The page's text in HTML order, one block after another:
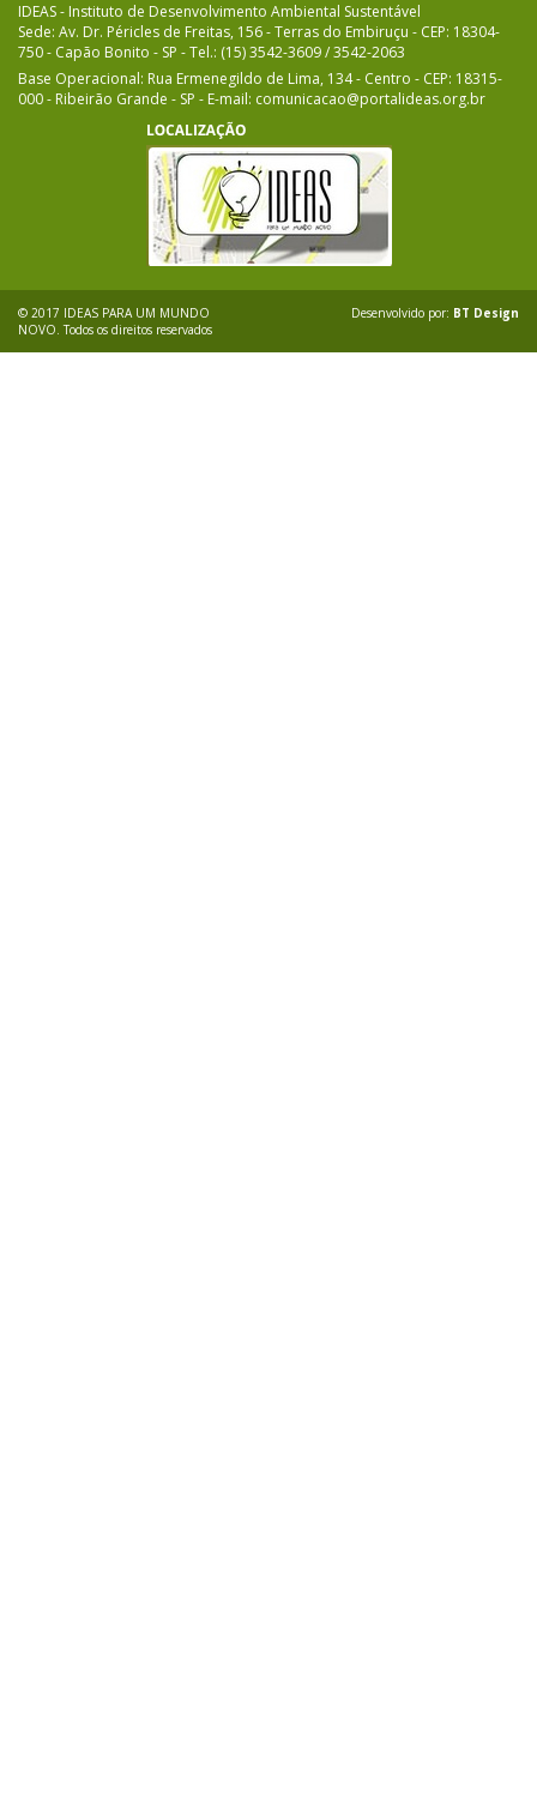
IDEAS - Instituto de Desenvolvimento Ambiental Sustentável
Sede: Av. Dr. Péricles de Freitas, 156 - Terras do Embiruçu - CEP: 18304-
750 - Capão Bonito - SP - Tel.: (15) 3542-3609 / 3542-2063
Base Operacional: Rua Ermenegildo de Lima, 134 - Centro - CEP: 18315-
000 - Ribeirão Grande - SP - E-mail: comunicacao@portalideas.org.br
© 2017 IDEAS PARA UM MUNDO
NOVO. Todos os direitos reservados
Desenvolvido por: BT Design